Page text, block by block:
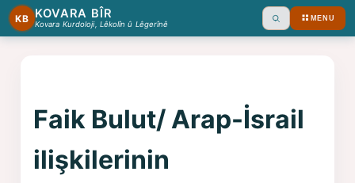
KB KOVARA BÎR
Kovara Kurdoloji, Lêkolîn û Lêgerînê Ara MENU
Faik Bulut/ Arap-İsrail
ilişkilerinin